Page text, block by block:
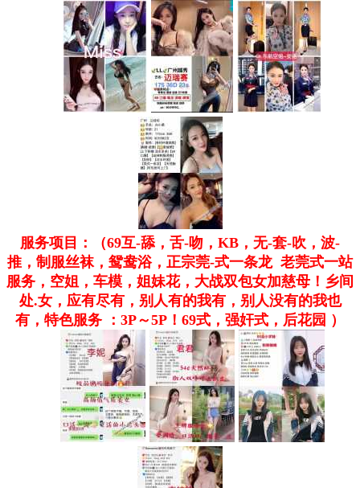
服务项目：（69互-舔，舌-吻，KB，无-套-吹，波-
推，制服丝袜，鸳鸯浴，正宗莞-式一条龙 老莞式一站
服务，空姐，车模，姐妹花，大战双包女加慈母！乡间
处.女，应有尽有，别人有的我有，别人没有的我也
有，特色服务 ：3P～5P！69式，强奸式，后花园 ）